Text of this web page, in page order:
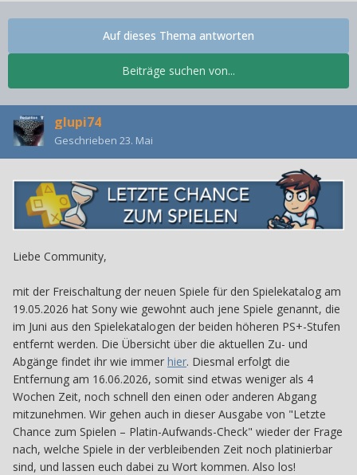
Beiträge suchen von...
Auf dieses Thema antworten
glupi74
Geschrieben 23. Mai
Liebe Community,
mit der Freischaltung der neuen Spiele für den Spielekatalog am
19.05.2026 hat Sony wie gewohnt auch jene Spiele genannt, die
im Juni aus den Spielekatalogen der beiden höheren PS+-Stufen
entfernt werden. Die Übersicht über die aktuellen Zu- und
Abgänge findet ihr wie immer hier. Diesmal erfolgt die
Entfernung am 16.06.2026, somit sind etwas weniger als 4
Wochen Zeit, noch schnell den einen oder anderen Abgang
mitzunehmen. Wir gehen auch in dieser Ausgabe von "Letzte
Chance zum Spielen – Platin-Aufwands-Check" wieder der Frage
nach, welche Spiele in der verbleibenden Zeit noch platinierbar
sind, und lassen euch dabei zu Wort kommen. Also los!